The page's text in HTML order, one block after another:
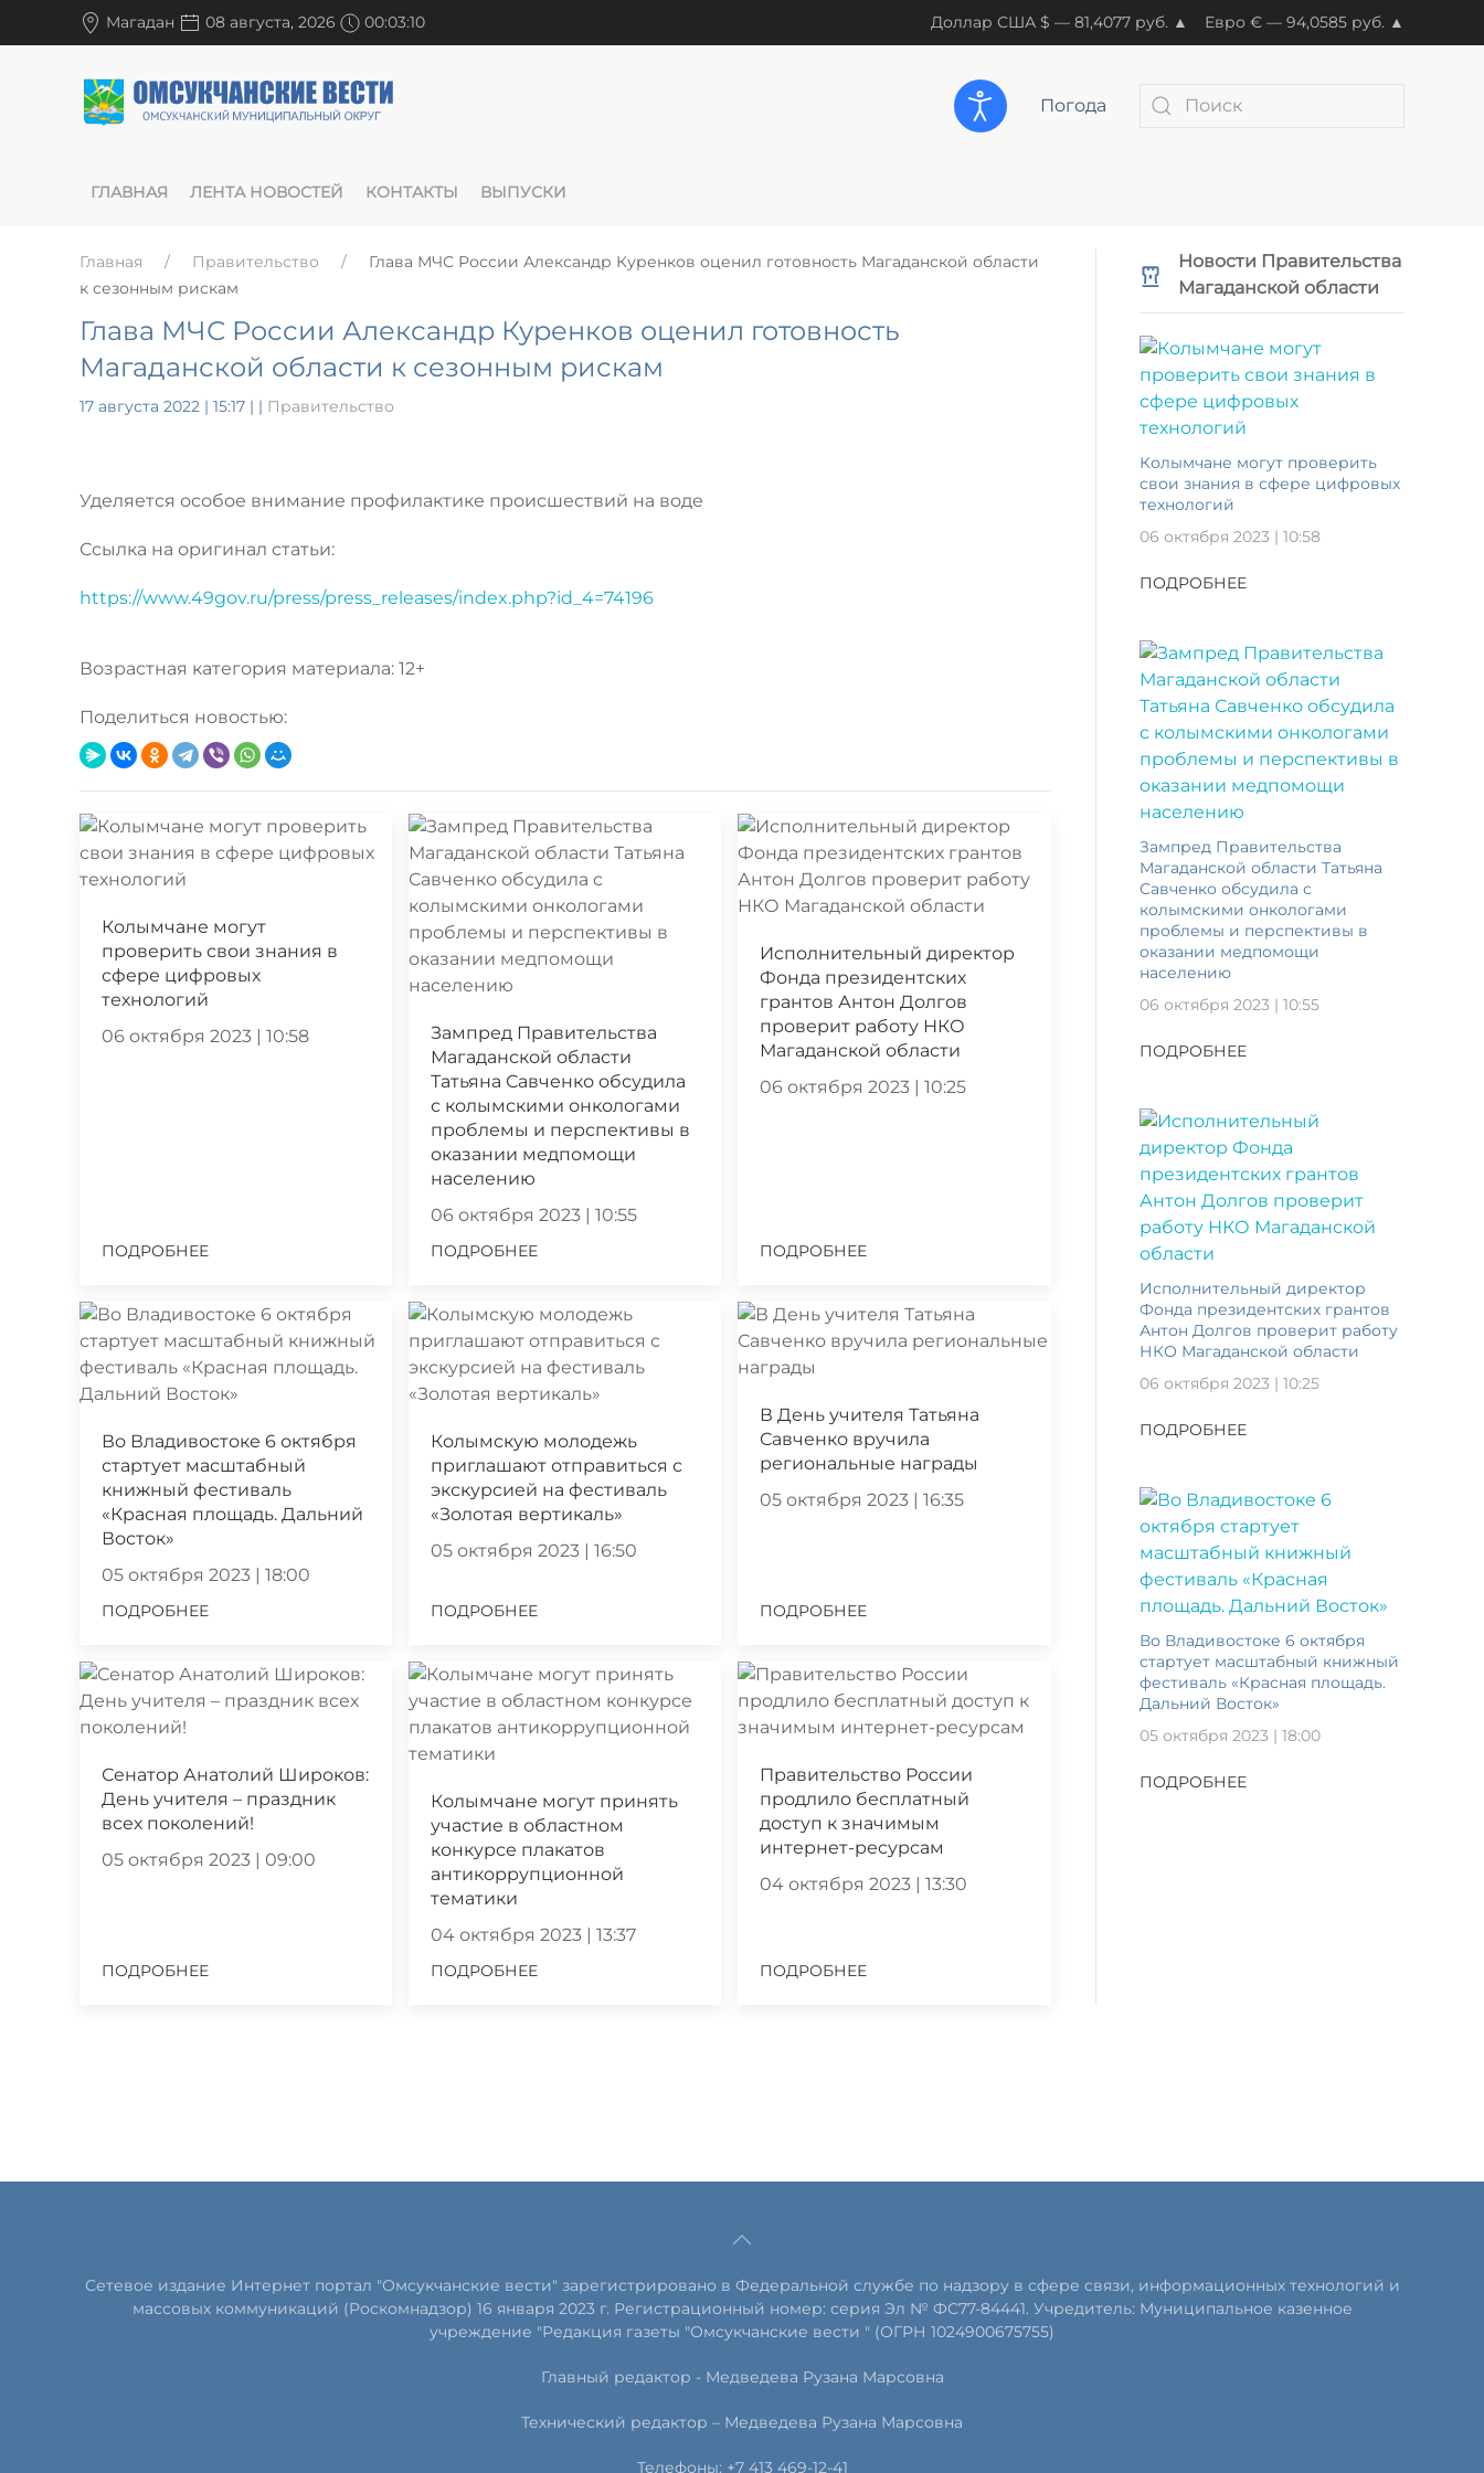
Магадан 08 августа, 2026 00:03:11 Доллар США $ — 81,4077 руб. ▲ Евро € — 94,0585 руб. ▲
Погода
ГЛАВНАЯ ЛЕНТА НОВОСТЕЙ КОНТАКТЫ ВЫПУСКИ
Главная Правительство
Глава МЧС России Александр Куренков оценил готовность Магаданской области
к сезонным рискам
Глава МЧС России Александр Куренков оценил готовность
Магаданской области к сезонным рискам
17 августа 2022 | 15:17 | | Правительство
Уделяется особое внимание профилактике происшествий на воде
Ссылка на оригинал статьи:
https://www.49gov.ru/press/press_releases/index.php?id_4=74196
Возрастная категория материала: 12+
Поделиться новостью:
Колымчане могут
проверить свои знания в
сфере цифровых
технологий
06 октября 2023 | 10:58
ПОДРОБНЕЕ
Зампред Правительства
Магаданской области
Татьяна Савченко обсудила
с колымскими онкологами
проблемы и перспективы в
оказании медпомощи
населению
06 октября 2023 | 10:55
ПОДРОБНЕЕ
Исполнительный директор
Фонда президентских
грантов Антон Долгов
проверит работу НКО
Магаданской области
06 октября 2023 | 10:25
ПОДРОБНЕЕ
Во Владивостоке 6 октября
стартует масштабный
книжный фестиваль
«Красная площадь. Дальний
Восток»
05 октября 2023 | 18:00
ПОДРОБНЕЕ
Колымскую молодежь
приглашают отправиться с
экскурсией на фестиваль
«Золотая вертикаль»
05 октября 2023 | 16:50
ПОДРОБНЕЕ
В День учителя Татьяна
Савченко вручила
региональные награды
05 октября 2023 | 16:35
ПОДРОБНЕЕ
Сенатор Анатолий Широков:
День учителя – праздник
всех поколений!
05 октября 2023 | 09:00
ПОДРОБНЕЕ
Колымчане могут принять
участие в областном
конкурсе плакатов
антикоррупционной
тематики
04 октября 2023 | 13:37
ПОДРОБНЕЕ
Правительство России
продлило бесплатный
доступ к значимым
интернет-ресурсам
04 октября 2023 | 13:30
ПОДРОБНЕЕ
Новости Правительства
Магаданской области
Колымчане могут проверить
свои знания в сфере цифровых
технологий
06 октября 2023 | 10:58
ПОДРОБНЕЕ
Зампред Правительства
Магаданской области Татьяна
Савченко обсудила с
колымскими онкологами
проблемы и перспективы в
оказании медпомощи
населению
06 октября 2023 | 10:55
ПОДРОБНЕЕ
Исполнительный директор
Фонда президентских грантов
Антон Долгов проверит работу
НКО Магаданской области
06 октября 2023 | 10:25
ПОДРОБНЕЕ
Во Владивостоке 6 октября
стартует масштабный книжный
фестиваль «Красная площадь.
Дальний Восток»
05 октября 2023 | 18:00
ПОДРОБНЕЕ
Сетевое издание Интернет портал "Омсукчанские вести" зарегистрировано в Федеральной службе по надзору в сфере связи, информационных технологий и
массовых коммуникаций (Роскомнадзор) 16 января 2023 г. Регистрационный номер: серия Эл № ФС77-84441. Учредитель: Муниципальное казенное
учреждение "Редакция газеты "Омсукчанские вести " (ОГРН 1024900675755)
Главный редактор - Медведева Рузана Марсовна
Технический редактор – Медведева Рузана Марсовна
Телефоны: +7 413 469-12-41